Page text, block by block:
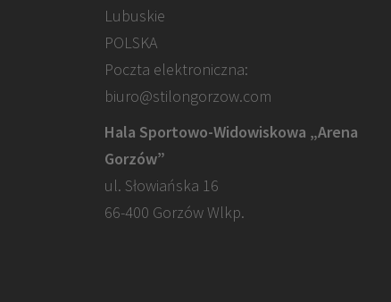
Lubuskie
POLSKA
Poczta elektroniczna:
biuro@stilongorzow.com
Hala Sportowo-Widowiskowa „Arena
Gorzów”
ul. Słowiańska 16
66-400 Gorzów Wlkp.